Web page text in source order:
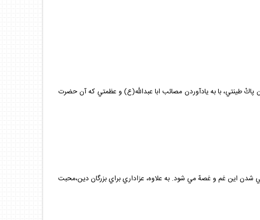
پاكْ طينتي، با به يادآوردن مصائب ابا عبدالله(ع) و عظمتي كه آن حضرت
شدن اين غم و غصهّ مي ‏شود. به علاوه، عزاداري براي بزرگان دين،محبت